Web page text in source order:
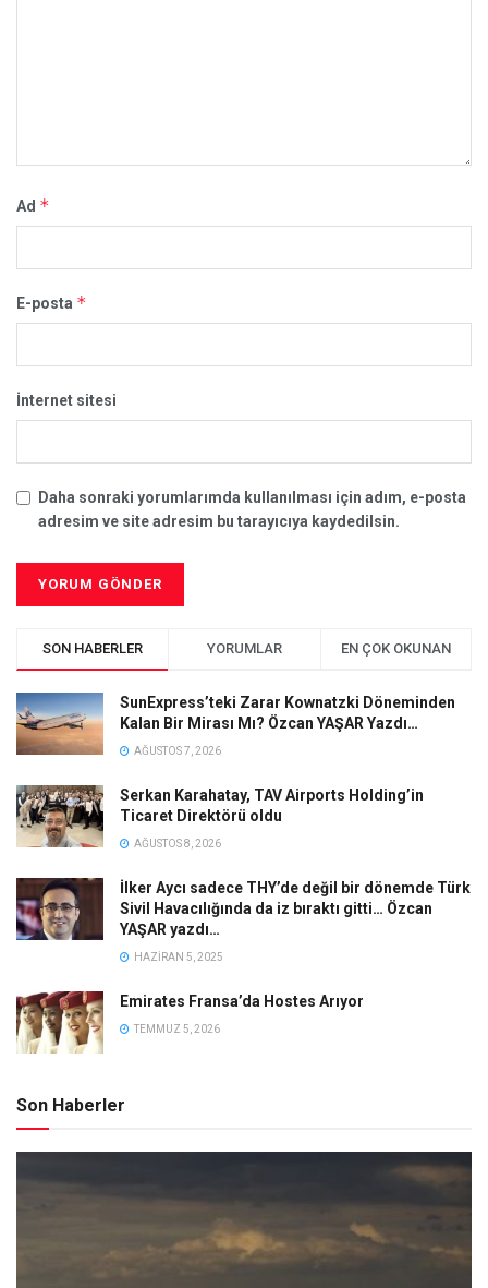
Ad *
E-posta *
İnternet sitesi
Daha sonraki yorumlarımda kullanılması için adım, e-posta
adresim ve site adresim bu tarayıcıya kaydedilsin.
SON HABERLER YORUMLAR EN ÇOK OKUNAN
SunExpress’teki Zarar Kownatzki Döneminden
Kalan Bir Mirası Mı? Özcan YAŞAR Yazdı…
AĞUSTOS 7, 2026
Serkan Karahatay, TAV Airports Holding’in
Ticaret Direktörü oldu
AĞUSTOS 8, 2026
İlker Aycı sadece THY’de değil bir dönemde Türk
Sivil Havacılığında da iz bıraktı gitti… Özcan
YAŞAR yazdı…
HAZIRAN 5, 2025
Emirates Fransa’da Hostes Arıyor
TEMMUZ 5, 2026
Son Haberler